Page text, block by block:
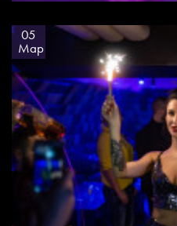
05
Мар